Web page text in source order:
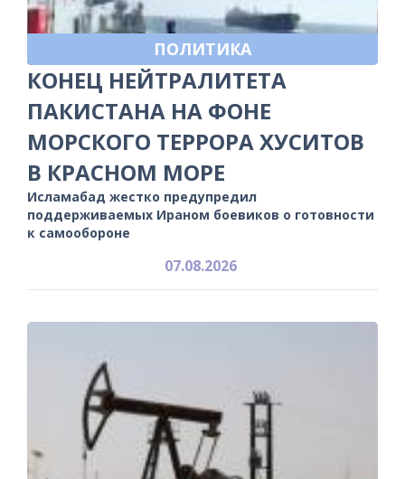
ПОЛИТИКА
КОНЕЦ НЕЙТРАЛИТЕТА
ПАКИСТАНА НА ФОНЕ
МОРСКОГО ТЕРРОРА ХУСИТОВ
В КРАСНОМ МОРЕ
Исламабад жестко предупредил
поддерживаемых Ираном боевиков о готовности
к самообороне
07.08.2026